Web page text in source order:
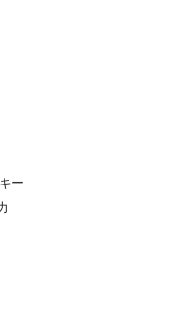
ー